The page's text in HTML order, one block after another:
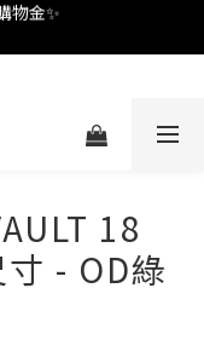
物金✨
18
- OD綠